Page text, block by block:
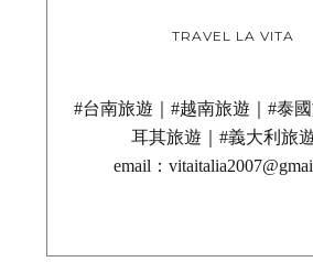
TRAVEL LA VITA
#台南旅遊｜#越南旅遊｜#泰
耳其旅遊｜#義大利旅遊
email：